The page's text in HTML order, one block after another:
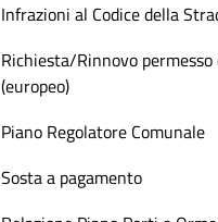
Infrazioni al Codice della
Richiesta/Rinnovo
(europeo)
Piano Regolatore Comunale
Sosta a pagamento